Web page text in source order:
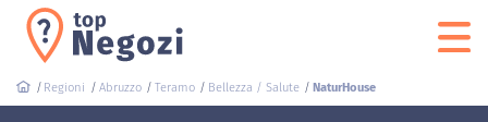
Regioni Abruzzo Teramo Bellezza / Salute NaturHouse